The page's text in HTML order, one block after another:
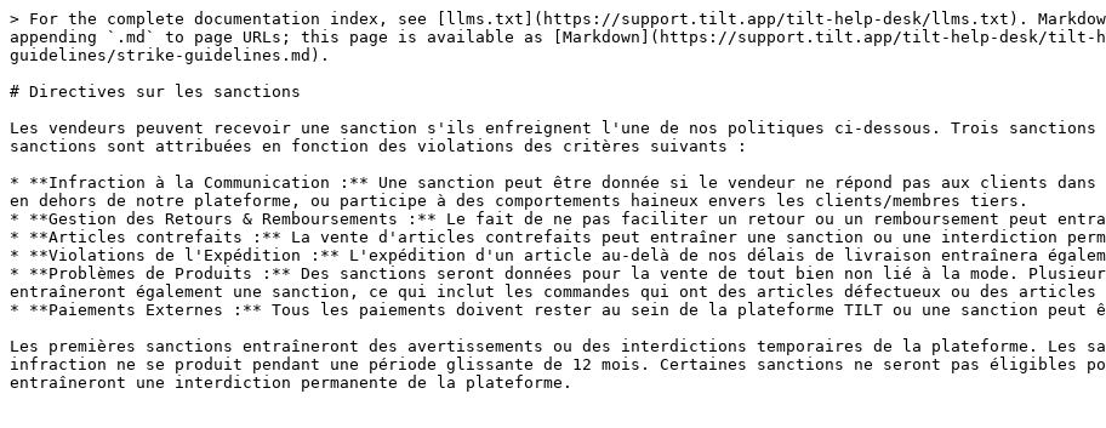
> For the complete documentation index, see [llms.txt](https://support.tilt.app/tilt-help-desk/llms.txt).
appending `.md` to page URLs; this page is available as [Markdown](https://support.tilt.app/tilt-help-desk/tilt-
guidelines/strike-guidelines.md).
# Directives sur les sanctions
Les vendeurs peuvent recevoir une sanction s'ils enfreignent l'une de nos politiques ci-dessous. Trois
sanctions sont attribuées en fonction des violations des critères suivants :
* **Infraction à la Communication :** Une sanction peut être donnée si le vendeur ne répond pas aux clients dans
en dehors de notre plateforme, ou participe à des comportements haineux envers les clients/membres tiers.
* **Gestion des Retours & Remboursements :** Le fait de ne pas faciliter un retour ou un remboursement peut
* **Articles contrefaits :** La vente d'articles contrefaits peut entraîner une sanction ou une interdiction
* **Violations de l'Expédition :** L'expédition d'un article au-delà de nos délais de livraison entraînera
* **Problèmes de Produits :** Des sanctions seront données pour la vente de tout bien non lié à la mode. Plusieurs
entraîneront également une sanction, ce qui inclut les commandes qui ont des articles défectueux ou des articles
* **Paiements Externes :** Tous les paiements doivent rester au sein de la plateforme TILT ou une sanction peut
Les premières sanctions entraîneront des avertissements ou des interdictions temporaires de la plateforme. Les
infraction ne se produit pendant une période glissante de 12 mois. Certaines sanctions ne seront pas